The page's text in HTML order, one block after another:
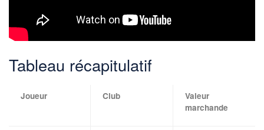
Tableau récapitulatif
Joueur Club
Valeur
marchande